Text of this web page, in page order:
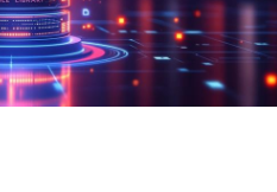
比图鉴、录音视频等热门资源，